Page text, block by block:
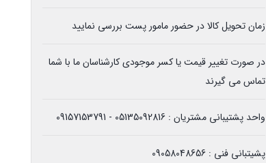
زمان تحویل کالا در حضور مامور پست بررسی نمایید
در صورت تغییر قیمت یا کسر موجودی کارشناسان ما با شما
تماس می گیرند
واحد پشتیبانی مشتریان : 05135092816 - 09157153791
پشیتبانی فنی : 09058048656